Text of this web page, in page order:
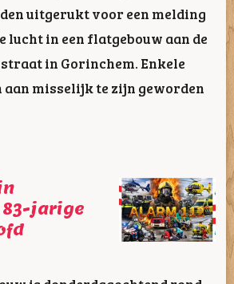
uitgerukt voor een melding
lucht in een flatgebouw aan de
in Gorinchem. Enkele
aan misselijk te zijn geworden
83-jarige